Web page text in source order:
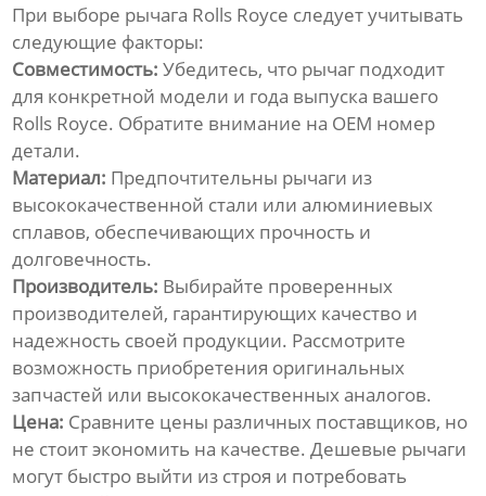
При выборе рычага Rolls Royce следует учитывать
следующие факторы:
Совместимость: Убедитесь, что рычаг подходит
для конкретной модели и года выпуска вашего
Rolls Royce. Обратите внимание на OEM номер
детали.
Материал: Предпочтительны рычаги из
высококачественной стали или алюминиевых
сплавов, обеспечивающих прочность и
долговечность.
Производитель: Выбирайте проверенных
производителей, гарантирующих качество и
надежность своей продукции. Рассмотрите
возможность приобретения оригинальных
запчастей или высококачественных аналогов.
Цена: Сравните цены различных поставщиков, но
не стоит экономить на качестве. Дешевые рычаги
могут быстро выйти из строя и потребовать